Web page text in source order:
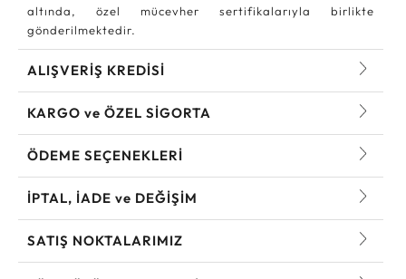
altında, özel mücevher sertifikalarıyla birlikte
gönderilmektedir.
ALIŞVERİŞ KREDİSİ
KARGO ve ÖZEL SİGORTA
ÖDEME SEÇENEKLERİ
İPTAL, İADE ve DEĞİŞİM
SATIŞ NOKTALARIMIZ